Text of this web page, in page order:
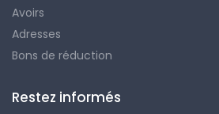
Avoirs
Adresses
Bons de réduction
Restez informés